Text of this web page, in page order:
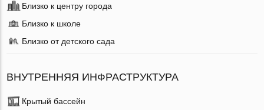
Близко к центру города
Близко к школе
Близко от детского сада
ВНУТРЕННЯЯ ИНФРАСТРУКТУРА
Крытый бассейн